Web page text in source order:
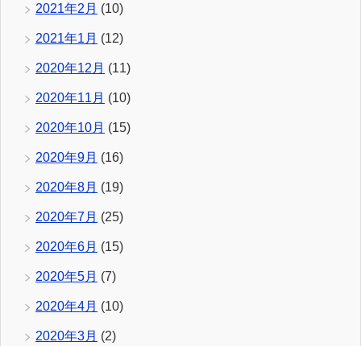
2021年2月 (10)
2021年1月 (12)
2020年12月 (11)
2020年11月 (10)
2020年10月 (15)
2020年9月 (16)
2020年8月 (19)
2020年7月 (25)
2020年6月 (15)
2020年5月 (7)
2020年4月 (10)
2020年3月 (2)